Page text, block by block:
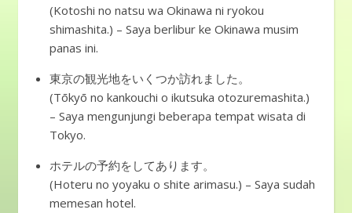
(Kotoshi no natsu wa Okinawa ni ryokou
shimashita.) – Saya berlibur ke Okinawa musim
panas ini.
東京の観光地をいくつか訪れました。
(Tōkyō no kankouchi o ikutsuka otozuremashita.)
– Saya mengunjungi beberapa tempat wisata di
Tokyo.
ホテルの予約をしてあります。
(Hoteru no yoyaku o shite arimasu.) – Saya sudah
memesan hotel.